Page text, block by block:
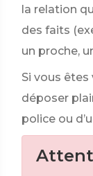
la relation
des faits
un proche,
Si vous
déposer
police ou